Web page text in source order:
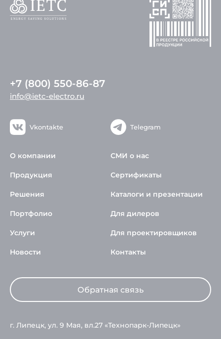
+7 (800) 550-86-87
info@ietc-electro.ru
Vkontakte Telegram
О компании
Продукция
Решения
Портфолио
Услуги
Новости
СМИ о нас
Сертификаты
Каталоги и презентации
Для дилеров
Для проектировщиков
Контакты
Обратная связь
г. Липецк, ул. 9 Мая, вл.27 «Технопарк-Липецк»